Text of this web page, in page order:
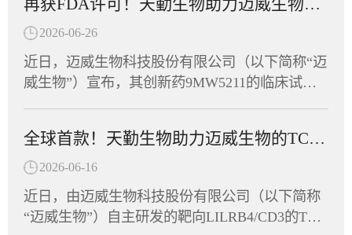
苗，包含编码HBsAg、Pre-S1-Fc融合蛋白的mRN
A序列，经脂质纳米颗粒（LNP）包裹构建递送
系统。其作用机制独特，可激活多种胞内病原相
诱导针对病原体的获得性免疫应答。非临床研究
显示，该疫苗能有效诱导HBV模型小鼠产生HBs
疫耐受状态，实现血清学转换。这意味着，CPU-
YL01有望帮助乙肝患者摆脱长期用药，实...
动会开幕，省委统战部副部长、省工商联党组书
记庄光明致辞，省工商联（总商会）领导班子成
员及企业家副主席（副会长）等出席开幕式，共
同见证这一展现湖北民营经济蓬勃朝气的高光时
刻。作为湖北省工商联副会长单位，天勤生物积
极响应号召，由董事长任习东亲自带队，组织员
工代表队踊跃参赛，与全省62支民营企业及商协
味两大板块中切磋技艺、以赛会友。赛场上，天
勤生物健儿们参与了羽毛球、拔河、众星捧月等
竞技项目，展现出非凡的团队默契。队员们齐心
再获FDA许可！天勤生物助力迈威生物创新药9MW5211获批临床
2026-06-26
近日，迈威生物科技股份有限公司（以下简称“迈
威生物”）宣布，其创新药9MW5211的临床试验
究。这是该靶点全球首个进入临床阶段的候选药
物，也意味着中国创新抗体在自身免疫疾病领域
又一次向全球舞台迈出了坚实的一步。天勤生物
全资子公司天勤鑫圣（以下称“天勤鑫圣”）为该
项目提供了全套毒理学研究服务，以科学严谨的
全球首款！天勤生物助力迈威生物的TCE双抗获FDA临床许可
2026-06-16
近日，由迈威生物科技股份有限公司（以下简称
“迈威生物”）自主研发的靶向LILRB4/CD3的TCE